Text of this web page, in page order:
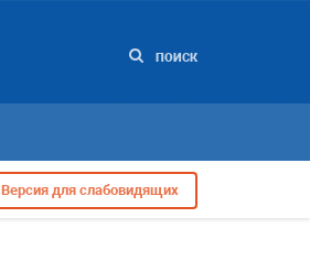
ПОИСК
Версия для слабовидящих